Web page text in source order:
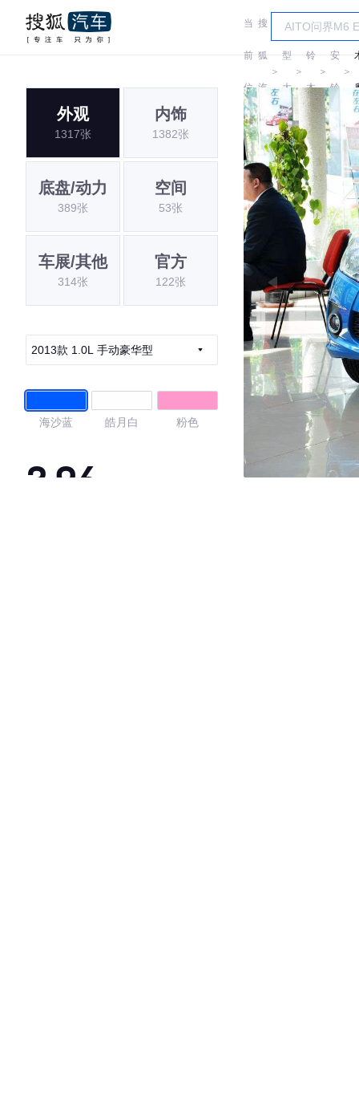
当
前
位
置:
搜
狐
汽
车
＞
车
型
大
全
＞
铃
木
＞
长
安
铃
＞
外观
1317张
内饰
1382张
底盘/动力
389张
空间
53张
车展/其他
314张
官方
122张
2013款 1.0L 手动豪华型
海沙蓝 皓月白 粉色
3.96